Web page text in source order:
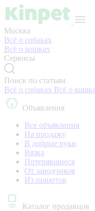
Москва
Всё о собаках
Всё о кошках
Сервисы
Поиск по статьям
Всё о собаках Всё о
Объявления
Все объявления
На продажу
В добрые руки
Вязка
Потерявшиеся
От заводчиков
Из приютов
Каталог продавцов